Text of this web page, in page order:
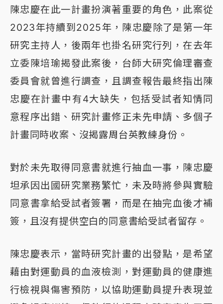
陳忠慶在此一計畫扮演著重要的角色，此案從
2023年持續到2025年，陳忠慶除了是第一年
研究主持人，後兩年也掛名研究行列，在去年
立委陳培瑜揭發此案後，台師大研究倫理審查
委員會就曾進行調查，且調查報告最終指出陳
忠慶在計畫中有4大缺失，包括受試者知情同
意程序出錯、研究計畫修正未先申請、多個子
計畫同時收案、沒揭露周台英教練身份。
對於未先取得同意書就進行抽血一事，陳忠慶
坦承因出國研究業務繁忙，未及時將參與實驗
同意書拿給受試者簽署，而是在抽完血後才補
簽，且沒有提供空白的同意書給受試者留存。
陳忠慶表示，當時研究計畫的出發點，是希望
藉由對運動員的血液檢測，對運動員的健康進
行檢視與傷害預防，以協助運動員提升表現並